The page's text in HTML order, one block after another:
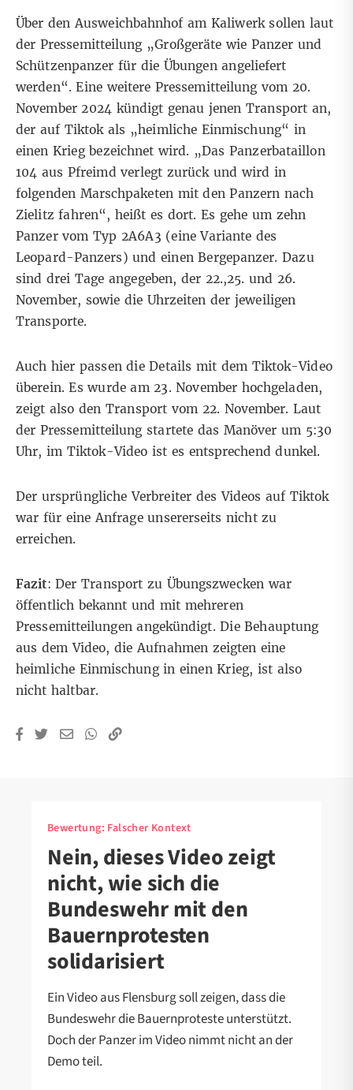
Über den Ausweichbahnhof am Kaliwerk sollen laut
der Pressemitteilung „Großgeräte wie Panzer und
Schützenpanzer für die Übungen angeliefert
werden“. Eine weitere Pressemitteilung vom 20.
November 2024 kündigt genau jenen Transport an,
der auf Tiktok als „heimliche Einmischung“ in
einen Krieg bezeichnet wird. „Das Panzerbataillon
104 aus Pfreimd verlegt zurück und wird in
folgenden Marschpaketen mit den Panzern nach
Zielitz fahren“, heißt es dort. Es gehe um zehn
Panzer vom Typ 2A6A3 (eine Variante des
Leopard-Panzers) und einen Bergepanzer. Dazu
sind drei Tage angegeben, der 22.,25. und 26.
November, sowie die Uhrzeiten der jeweiligen
Transporte.
Auch hier passen die Details mit dem Tiktok-Video
überein. Es wurde am 23. November hochgeladen,
zeigt also den Transport vom 22. November. Laut
der Pressemitteilung startete das Manöver um 5:30
Uhr, im Tiktok-Video ist es entsprechend dunkel.
Der ursprüngliche Verbreiter des Videos auf Tiktok
war für eine Anfrage unsererseits nicht zu
erreichen.
Fazit: Der Transport zu Übungszwecken war
öffentlich bekannt und mit mehreren
Pressemitteilungen angekündigt. Die Behauptung
aus dem Video, die Aufnahmen zeigten eine
heimliche Einmischung in einen Krieg, ist also
nicht haltbar.
Bewertung: Falscher Kontext
Nein, dieses Video zeigt
nicht, wie sich die
Bundeswehr mit den
Bauernprotesten
solidarisiert
Ein Video aus Flensburg soll zeigen, dass die
Bundeswehr die Bauernproteste unterstützt.
Doch der Panzer im Video nimmt nicht an der
Demo teil.